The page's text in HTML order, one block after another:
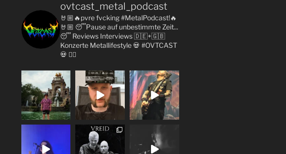
ovtcast_metal_podcast
🤘🏼🔥pvre fvcking #MetalPodcast!🔥
🤘🏼 😴Pause auf unbestimmte Zeit...
😴Reviews Interviews 🇩🇪+🇬🇧
KonzerteMetallifestyle💀 #OVTCAST
💀 👇🏼